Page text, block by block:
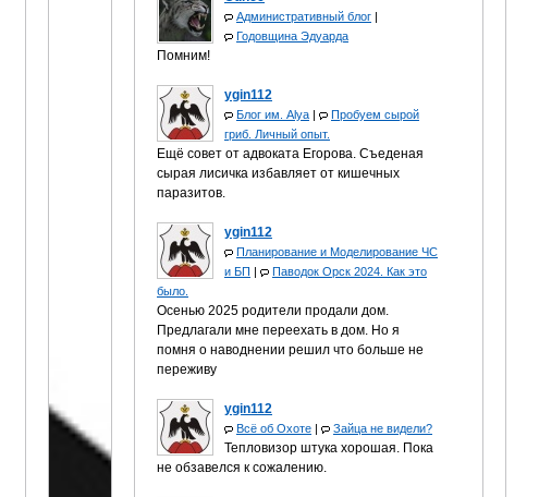
Административный блог |
Годовщина Эдуарда
Помним!
ygin112
Блог им. Alya |
Пробуем сырой
гриб. Личный опыт.
Ещё совет от адвоката Егорова. Съеденая
сырая лисичка избавляет от кишечных
паразитов.
ygin112
Планирование и Моделирование ЧС
и БП |
Паводок Орск 2024. Как это
было.
Осенью 2025 родители продали дом.
Предлагали мне переехать в дом. Но я
помня о наводнении решил что больше не
переживу
ygin112
Всё об Охоте | Зайца не видели?
Тепловизор штука хорошая. Пока
не обзавелся к сожалению.